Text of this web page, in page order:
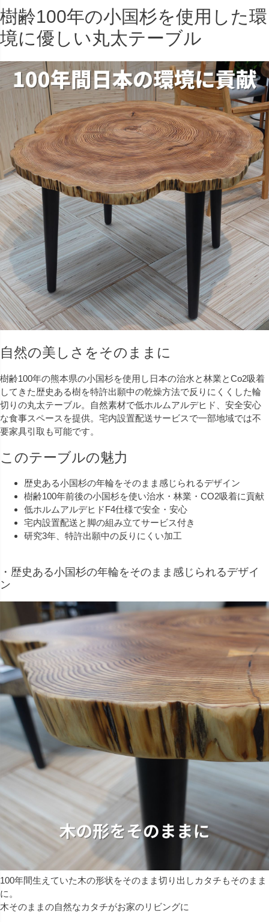
樹齢100年の小国杉を使用した環
境に優しい丸太テーブル
自然の美しさをそのままに
樹齢100年の熊本県の小国杉を使用し日本の治水と林業とCo2吸着
してきた歴史ある樹を特許出願中の乾燥方法で反りにくくした輪
切りの丸太テーブル。自然素材で低ホルムアルデヒド、安全安心
な食事スペースを提供。宅内設置配送サービスで一部地域では不
要家具引取も可能です。
このテーブルの魅力
歴史ある小国杉の年輪をそのまま感じられるデザイン
樹齢100年前後の小国杉を使い治水・林業・CO2吸着に貢献
低ホルムアルデヒドF4仕様で安全・安心
宅内設置配送と脚の組み立てサービス付き
研究3年、特許出願中の反りにくい加工
・歴史ある小国杉の年輪をそのまま感じられるデザイ
ン
100年間生えていた木の形状をそのまま切り出しカタチもそのまま
に。
木そのままの自然なカタチがお家のリビングに